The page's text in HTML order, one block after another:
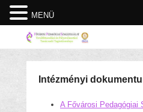
Intézményi
A Fővárosi Pedagógiai
MENÜ